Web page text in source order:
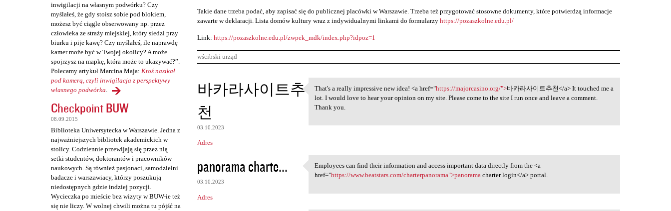
inwigilacji na własnym podwórku? Czy
myślałeś, że gdy stoisz sobie pod blokiem,
możesz być ciągle obserwowany np. przez
człowieka ze straży miejskiej, który siedzi przy
biurku i pije kawę? Czy myślałeś, ile naprawdę
kamer może być w Twojej okolicy? A może
spojrzysz na mapkę, która może to ukazywać?”.
Polecamy artykuł Marcina Maja: Ktoś nasikał
pod kamerą, czyli inwigilacja z perspektywy
własnego podwórka.
Checkpoint BUW
08.09.2015
Biblioteka Uniwersytecka w Warszawie. Jedna z
najważniejszych bibliotek akademickich w
stolicy. Codziennie przewijają się przez nią
setki studentów, doktorantów i pracowników
naukowych. Są również pasjonaci, samodzielni
badacze i warszawiacy, którzy poszukują
niedostępnych gdzie indziej pozycji.
Wycieczka po mieście bez wizyty w BUW-ie też
się nie liczy. W wolnej chwili można tu pójść na
Takie dane trzeba podać, aby zapisać się do publicznej placówki w Warszawie. Trzeba też przygotować stosowne dokumenty, które potwierdzą informacje
zawarte w deklaracji. Lista domów kultury wraz z indywidualnymi linkami do formularzy https://pozaszkolne.edu.pl/
Link: https://pozaszkolne.edu.pl/zwpek_mdk/index.php?idpoz=1
wścibski urząd
K
o
m
e
n
a
r
z
바카라사이트추
천
03.10.2023
Adres
That's a really impressive
That's a really impressive new idea! <a href="https://majorcasino.org/">바카라사이트추천</a> It touched me a
lot. I would love to hear your opinion on my site. Please come to the site I run once and leave a comment.
Thank you.
panorama charte...
03.10.2023
Adres
Employees can find their
Employees can find their information and access important data directly from the <a
href="https://www.beatstars.com/charterpanorama">panorama charter login</a> portal.